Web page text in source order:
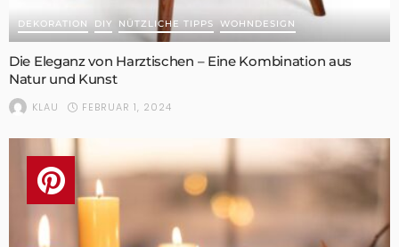
DEKORATION DIY NÜTZLICHE TIPPS WOHNDESIGN
Die Eleganz von Harztischen – Eine Kombination aus
Natur und Kunst
KLAU FEBRUAR 1, 2024